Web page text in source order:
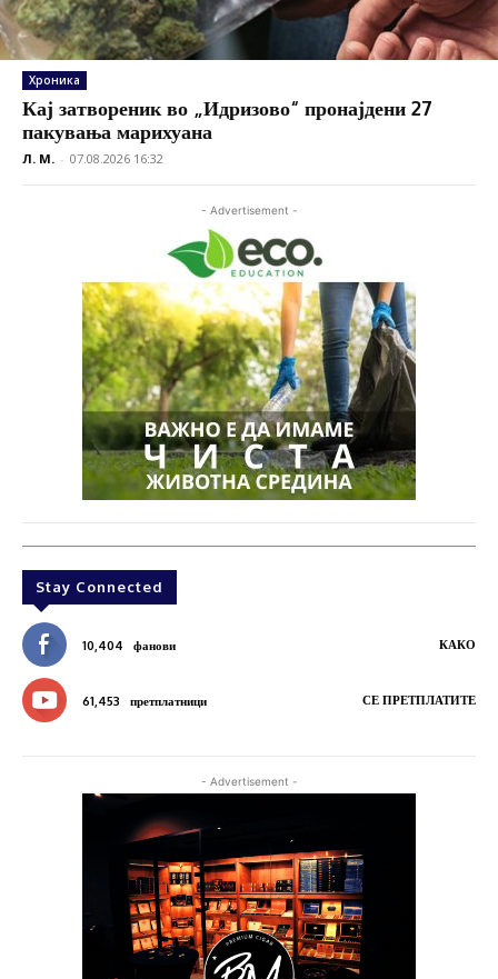
Хроника
Кај затвореник во „Идризово“ пронајдени 27
пакувања марихуана
Л. М. - 07.08.2026 16:32
- Advertisement -
Stay Connected
10,404 фанови КАКО
61,453 претплатници СЕ ПРЕТПЛАТИТЕ
- Advertisement -